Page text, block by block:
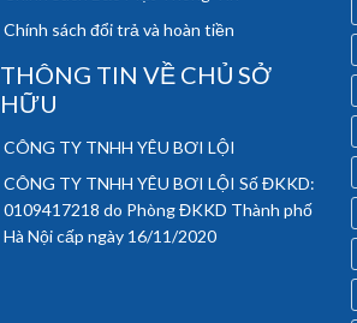
Chính sách đổi trả và hoàn tiền
THÔNG TIN VỀ CHỦ SỞ
HỮU
CÔNG TY TNHH YÊU BƠI LỘI
CÔNG TY TNHH YÊU BƠI LỘI Số ĐKKD:
0109417218 do Phòng ĐKKD Thành phố
Hà Nội cấp ngày 16/11/2020